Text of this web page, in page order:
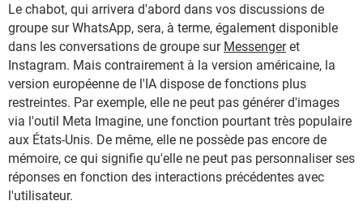
Le chabot, qui arrivera d'abord dans vos discussions de
groupe sur WhatsApp, sera, à terme, également disponible
dans les conversations de groupe sur Messengeret
Instagram. Mais contrairement à la version américaine, la
version européenne de l'IA dispose de fonctions plus
restreintes. Par exemple, elle ne peut pas générer d'images
via l'outil Meta Imagine, une fonction pourtant très populaire
aux États-Unis. De même, elle ne possède pas encore de
mémoire, ce qui signifie qu'elle ne peut pas personnaliser ses
réponses en fonction des interactions précédentes avec
l'utilisateur.